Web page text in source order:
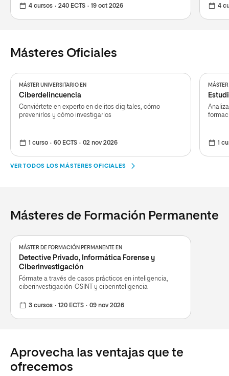
4 cursos 240 ECTS 19 oct 2026 4
Másteres Oficiales
MÁSTER UNIVERSITARIO EN
Ciberdelincuencia
Conviértete en experto en delitos digitales, cómo
prevenirlos y cómo investigarlos
1 curso 60 ECTS 02 nov 2026 1
VER TODOS LOS MÁSTERES OFICIALES
Másteres de Formación Permanente
MÁSTER DE FORMACIÓN PERMANENTE EN
Detective Privado, Informática Forense y
Ciberinvestigación
Fórmate a través de casos prácticos en inteligencia,
ciberinvestigación-OSINT y ciberinteligencia
3 cursos 120 ECTS 09 nov 2026
Aprovecha las ventajas que te
ofrecemos